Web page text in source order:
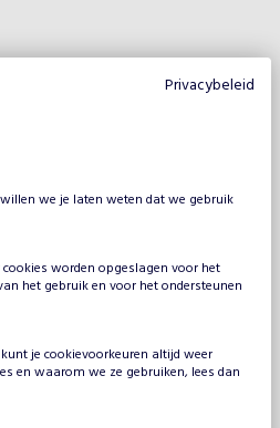
Privacybeleid
we je laten weten dat we gebruik
worden opgeslagen voor het
het gebruik en voor het ondersteunen
je cookievoorkeuren altijd weer
en waarom we ze gebruiken, lees dan